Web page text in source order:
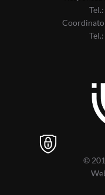
Tel.:
Tel.:
©